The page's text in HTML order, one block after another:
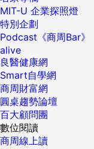
MIT-U 企業探照燈
特別企劃
Podcast《商周Bar》
alive
良醫健康網
Smart自學網
商周財富網
圓桌趨勢論壇
百大顧問團
數位閱讀
商周線上讀